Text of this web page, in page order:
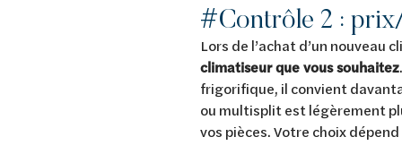
#Contrôle 2 :
Lors de l’achat d’un
climatiseur que vous souhaitez
frigorifique, il convient
ou multisplit est légèrement
vos pièces. Votre choix